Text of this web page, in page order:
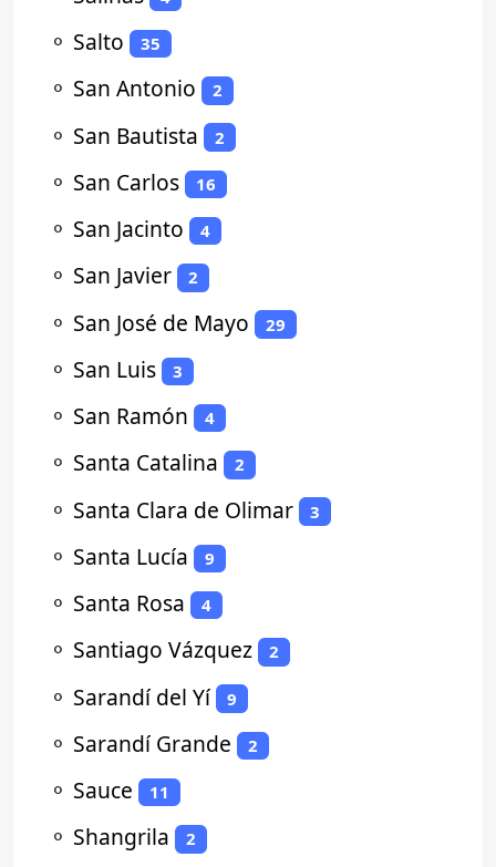
⚬ Salto 35
⚬ San Antonio 2
⚬ San Bautista 2
⚬ San Carlos 16
⚬ San Jacinto 4
⚬ San Javier 2
⚬ San José de Mayo 29
⚬ San Luis 3
⚬ San Ramón 4
⚬ Santa Catalina 2
⚬ Santa Clara de Olimar 3
⚬ Santa Lucía 9
⚬ Santa Rosa 4
⚬ Santiago Vázquez 2
⚬ Sarandí del Yí 9
⚬ Sarandí Grande 2
⚬ Sauce 11
⚬ Shangrila 2